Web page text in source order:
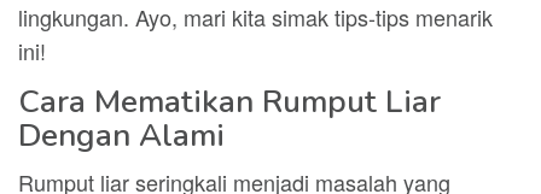
lingkungan. Ayo, mari kita simak tips-tips menarik
ini!
Cara Mematikan Rumput Liar
Dengan Alami
Rumput liar seringkali menjadi masalah yang